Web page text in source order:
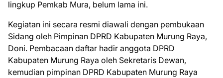
lingkup Pemkab Mura, belum lama ini.
Kegiatan ini secara resmi diawali dengan pembukaan
Sidang oleh Pimpinan DPRD Kabupaten Murung Raya,
Doni. Pembacaan daftar hadir anggota DPRD
Kabupaten Murung Raya oleh Sekretaris Dewan,
kemudian pimpinan DPRD Kabupaten Murung Raya